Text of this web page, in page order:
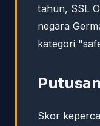
tahun, SSL
negara
kategori
Putusan
Skor